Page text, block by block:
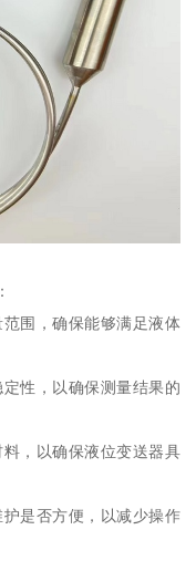
围，确保能够满足液体
性，以确保测量结果的
，以确保液位变送器具
是否方便，以减少操作